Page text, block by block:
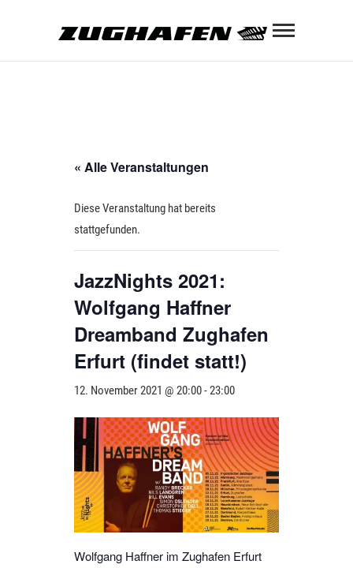
« Alle Veranstaltungen
Diese Veranstaltung hat bereits
stattgefunden.
JazzNights 2021:
Wolfgang Haffner
Dreamband Zughafen
Erfurt (findet statt!)
12. November 2021 @ 20:00-23:00
Wolfgang Haffner im Zughafen Erfurt